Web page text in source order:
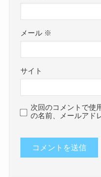
メール ※
サイト
次回のコメントで使
の名前、メールアド